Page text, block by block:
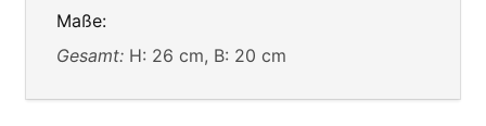
Maße:
Gesamt: H: 26 cm, B: 20 cm